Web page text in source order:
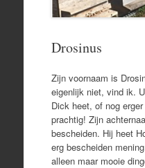
Drosinus
Zijn voornaam is
eigenlijk niet, vind ik.
Dick heet, of nog
prachtig! Zijn
bescheiden. Hij heet
erg bescheiden
alleen maar mooie